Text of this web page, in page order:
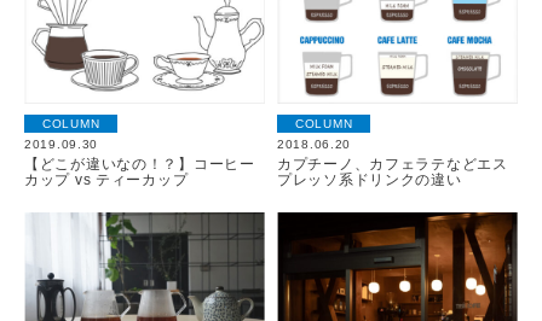
COLUMN
2019.09.30
【どこが違いなの！？】コーヒー
カップ vs ティーカップ
COLUMN
2018.06.20
カプチーノ、カフェラテなどエス
プレッソ系ドリンクの違い